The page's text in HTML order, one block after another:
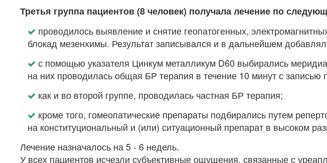
Третья группа пациентов (8 человек) получала лечение по
проводилось выявление и снятие геопатогенных,
блокад мезенхимы. Результат записывался и в дальнейшем
с помощью указателя Цинкум металликум D60 выбирались
на них проводилась общая БР терапия в течение 10 минут с записью
как и во второй группе, проводилась частная БР терапия;
кроме того, гомеопатические препараты подбирались путем
на конституциональный и (или) ситуационный препарат в высоком
Лечение назначалось на 5 - 6 недель.
У всех пациентов исчезли субъективные ощущения, связанные с